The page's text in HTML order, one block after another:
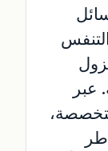
عبر